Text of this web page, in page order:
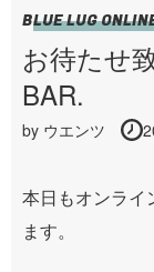
BLUE LUG
お待たせ
BAR.
by ウエンツ
本日もオンライ
ます。